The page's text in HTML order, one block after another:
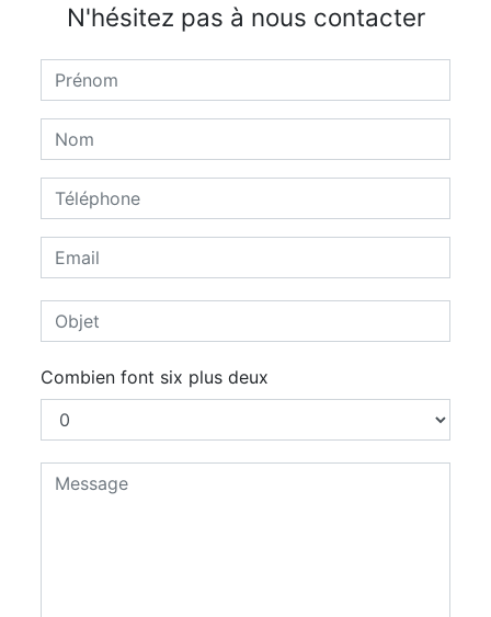
N'hésitez pas à nous contacter
Combien font six plus deux